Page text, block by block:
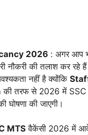
2026 : अगर आप
नौकरी की तलाश कर रहे
नहीं है क्योंकि
की तरफ से 2026 में SSC
घोषणा की जाएगी।
MTS वैकेंसी 2026 में